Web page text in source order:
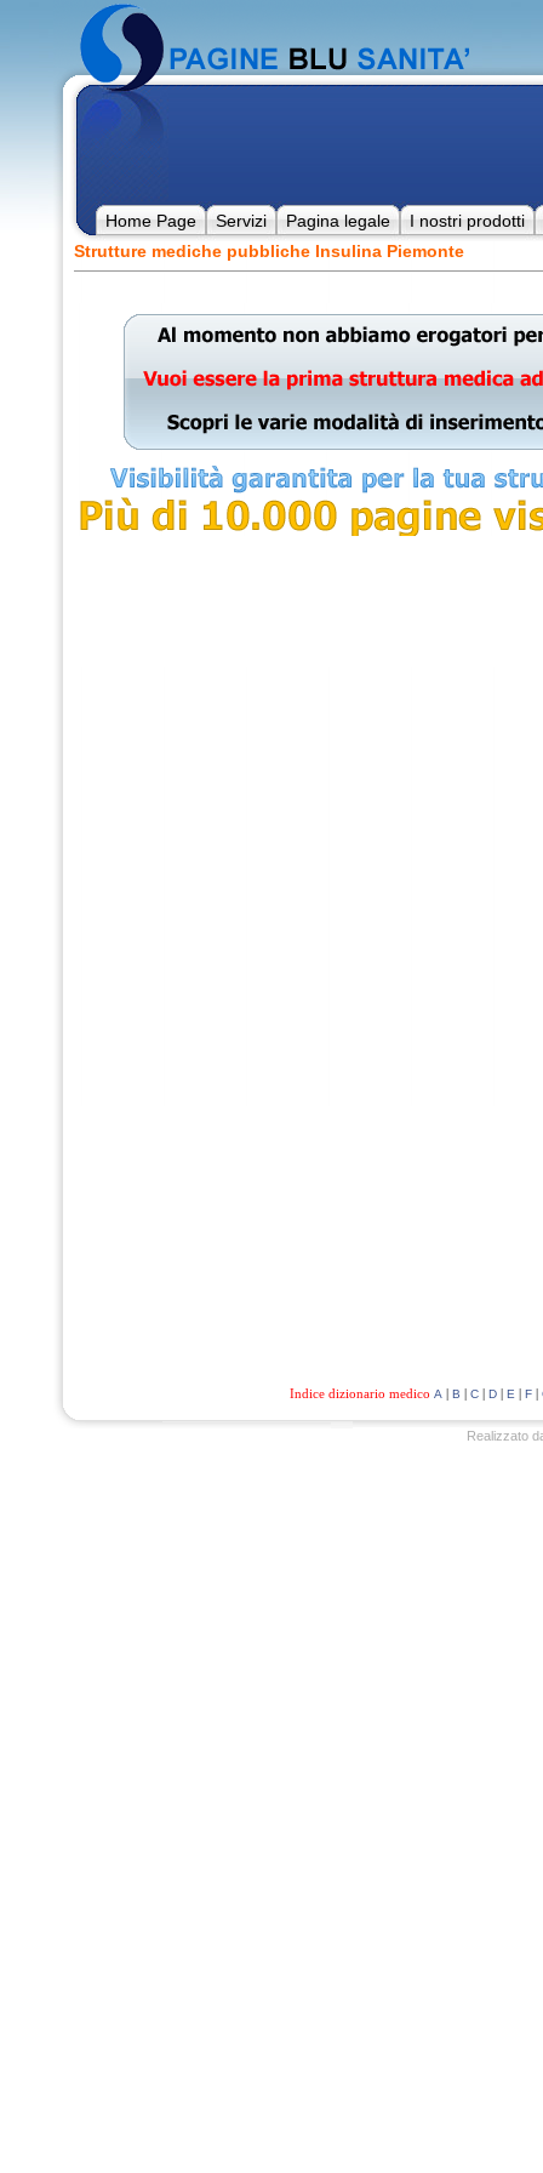
Home Page Servizi Pagina legale
I nostri prodotti
Strutture mediche pubbliche Insulina Piemonte
Indice dizionario medico A | B | C| D| E | F|
Realizzato